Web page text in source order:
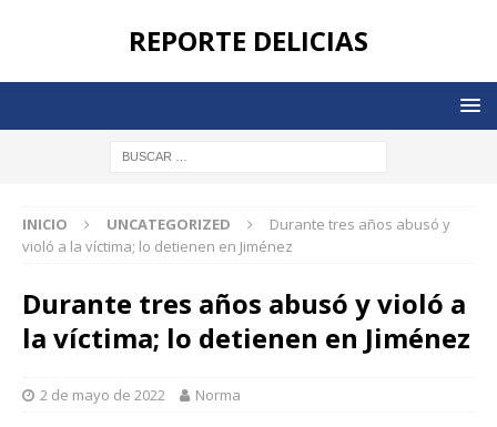
REPORTE DELICIAS
INICIO UNCATEGORIZED
Durante tres años abusó y
violó a la víctima; lo detienen en Jiménez
Durante tres años abusó y violó a
la víctima; lo detienen en Jiménez
2 de mayo de 2022 Norma